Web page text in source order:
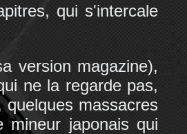
qui s'intercale
version magazine),
ne la regarde pas,
massacres
japonais qui